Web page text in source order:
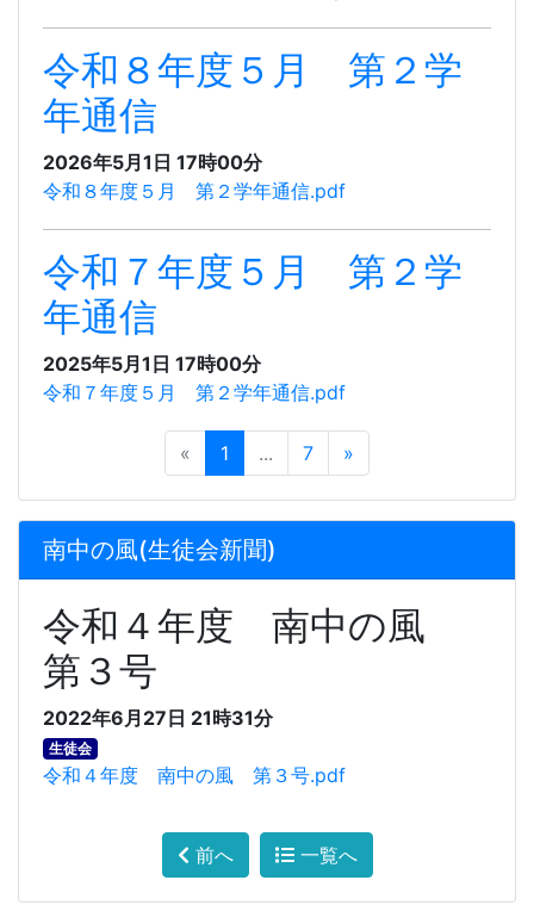
令和８年度５月 第２学
年通信
2026年5月1日 17時00分
令和８年度５月 第２学年通信.pdf
令和７年度５月 第２学
年通信
2025年5月1日 17時00分
令和７年度５月 第２学年通信.pdf
« 1 ... 7 »
南中の風(生徒会新聞)
令和４年度 南中の風
第３号
2022年6月27日 21時31分
生徒会
令和４年度 南中の風 第３号.pdf
前へ 一覧へ